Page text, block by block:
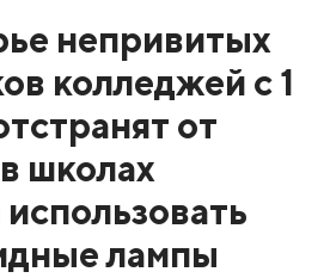
непривитых
колледжей с 1
от
школах
лампы